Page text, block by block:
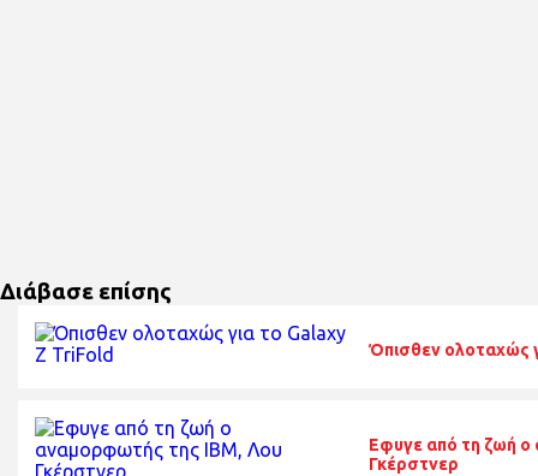
Διάβασε επίσης
Όπισθεν ολοταχώς
Εφυγε από τη ζωή
Γκέρστνερ